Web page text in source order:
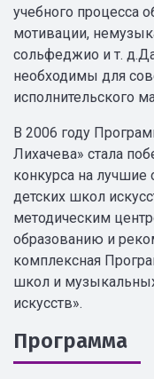
учебного процесса
мотивации,
сольфеджио и т.
необходимы для
исполнительского
В 2006 году
Лихачева» стала
конкурса на
детских школ
методическим
образованию и
комплексная
школ и
искусств».
Программа